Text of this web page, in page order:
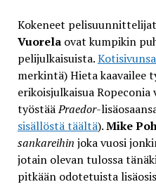
Kokeneet pelisuunnittelijat
Vuorelaovat kumpikin
pelijulkaisuista.
merkintä) Hieta kaavailee
erikoisjulkaisua
työstääPraedor-
sisällöstä täältä).Mike
sankareihin joka vuosi
jotain olevan tulossa
pitkään odotetuista